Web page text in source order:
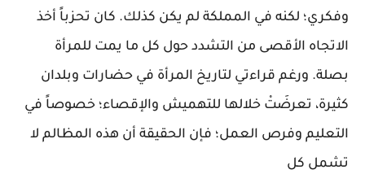
وفكري؛ لكنه في المملكة لم يكن كذلك. كان تحزباً أخذ
الاتجاه الأقصى من التشدد حول كل ما يمت للمرأة
بصلة. ورغم قراءتي لتاريخ المرأة في حضارات وبلدان
كثيرة، تعرضَتْ خلالها للتهميش والإقصاء؛ خصوصاً في
التعليم وفرص العمل؛ فإن الحقيقة أن هذه المظالم لا
تشمل كل